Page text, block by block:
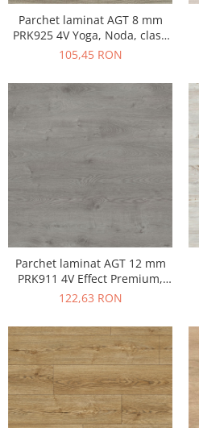
Parchet laminat AGT 8 mm
PRK925 4V Yoga, Noda, clasa
32 AC4
105,45 RON
Parchet laminat AGT 12 mm
PRK911 4V Effect Premium,
Elbruz, clasa 33 AC5
122,63 RON